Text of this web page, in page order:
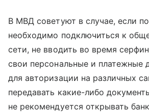
В МВД советуют в случае, если
необходимо подключиться к
сети, не вводить во время
свои персональные и платежные
для авторизации на различных
передавать какие-либо
не рекомендуется открывать